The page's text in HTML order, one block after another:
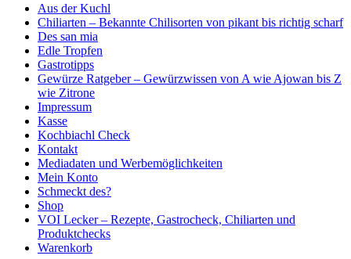
Aus der Kuchl
Chiliarten – Bekannte Chilisorten von pikant bis richtig scharf
Des san mia
Edle Tropfen
Gastrotipps
Gewürze Ratgeber – Gewürzwissen von A wie Ajowan bis Z
wie Zitrone
Impressum
Kasse
Kochbiachl Check
Kontakt
Mediadaten und Werbemöglichkeiten
Mein Konto
Schmeckt des?
Shop
VOI Lecker – Rezepte, Gastrocheck, Chiliarten und
Produktchecks
Warenkorb